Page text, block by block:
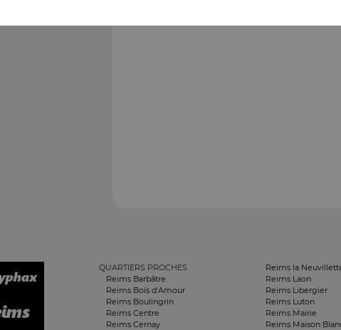
QUARTIERS PROCHES
Reims Barbâtre
Reims Bois d'Amour
Reims Boulingrin
Reims Centre
Reims Cernay
Reims la
Reims Laon
Reims Libergier
Reims Luton
Reims Mairie
Reims Maison